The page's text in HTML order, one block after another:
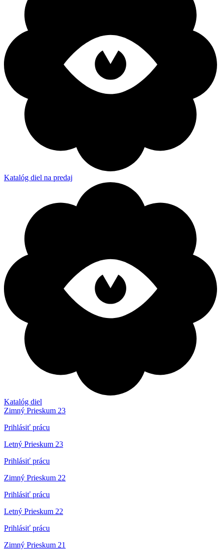
Katalóg diel na predaj
Katalóg diel
Zimný Prieskum 23
Prihlásiť prácu
Letný Prieskum 23
Prihlásiť prácu
Zimný Prieskum 22
Prihlásiť prácu
Letný Prieskum 22
Prihlásiť prácu
Zimný Prieskum 21